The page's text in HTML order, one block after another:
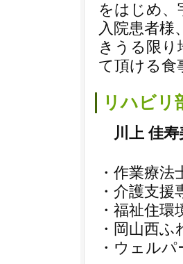
をはじめ、
入院患者様
きうる限り
て頂ける
リハビリ
川上 佳寿
・作業療
・介護支援
・福祉住
・岡山西
・ウェル